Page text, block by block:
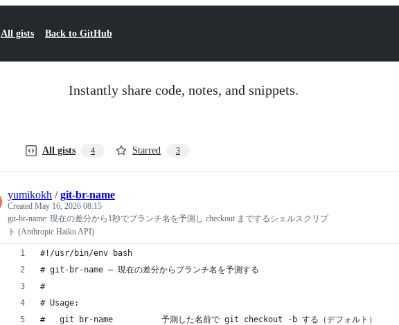
All gists Back to GitHub
Instantly share code, notes, and snippets.
All gists 4 Starred 3
yumikokh /git-br-name
Created May 16, 2026 08:15
git-br-name: 現在の差分から1秒でブランチ名を予測し checkout までするシェルスクリプ
ト (Anthropic Haiku API)
#!/usr/bin/env bash
# git-br-name — 現在の差分からブランチ名を予測する
#
# Usage:
#   git br-name          予測した名前で git checkout -b する（デフォルト）